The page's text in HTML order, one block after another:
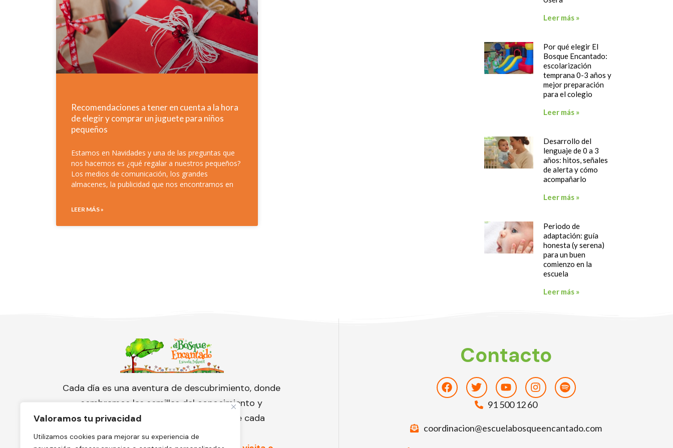
Valoramos tu privacidad
Utilizamos cookies para mejorar su experiencia de
Recomendaciones a tener en cuenta a la hora
de elegir y comprar un juguete para niños
pequeños
Estamos en Navidades y una de las preguntas que
nos hacemos es ¿qué regalar a nuestros pequeños?
Los medios de comunicación, los grandes
almacenes, la publicidad que nos encontramos en
LEER MÁS »
Leer más »
Por qué elegir El
Bosque Encantado:
escolarización
temprana 0-3 años y
mejor preparación
para el colegio
Leer más »
Desarrollo del
lenguaje de 0 a 3
años: hitos, señales
de alerta y cómo
acompañarlo
Leer más »
Periodo de
adaptación: guía
honesta (y serena)
para un buen
comienzo en la
escuela
Leer más »
Cada día es una aventura de descubrimiento, donde
sembramos las semillas del conocimiento y
cuidamos con amor el florecimiento de cada
pequeño corazón.
Contacto
FacebookTwitterYoutubeInstagramSpotify
91 500 12 60
coordinacion@escuelabosqueencantado.com